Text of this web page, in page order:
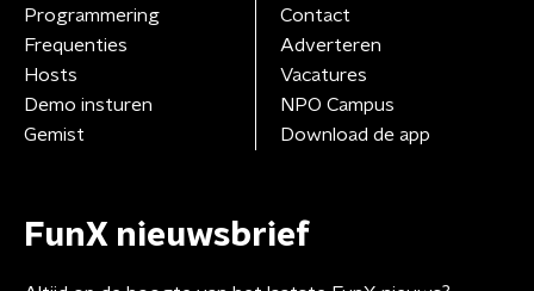
Programmering
Frequenties
Hosts
Demo insturen
Gemist
Contact
Adverteren
Vacatures
NPO Campus
Download de app
FunX nieuwsbrief